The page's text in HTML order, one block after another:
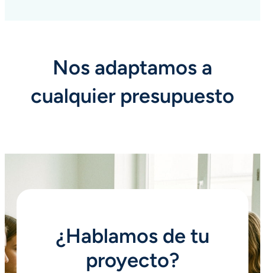
Nos adaptamos a
cualquier presupuesto
¿Hablamos de tu
proyecto?